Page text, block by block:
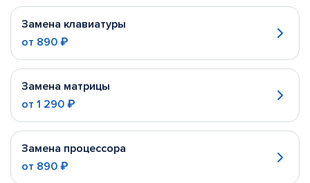
Замена клавиатуры
от 890 ₽
Замена матрицы
от 1 290 ₽
Замена процессора
от 890 ₽